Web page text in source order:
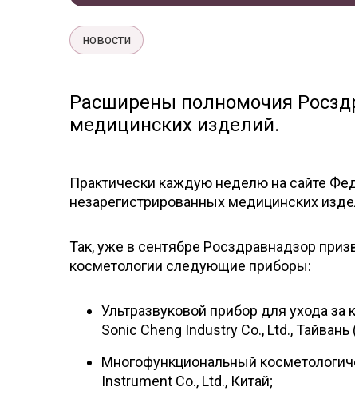
новости
Расширены полномочия
медицинских изделий.
Практически каждую неделю на сайте
незарегистрированных медицинских
Так, уже в сентябре Росздравнадзор
косметологии следующие приборы:
Ультразвуковой прибор для ухода за
Sonic Cheng Industry Co., Ltd., Тайвань
Многофункциональный
Instrument Co., Ltd., Китай;